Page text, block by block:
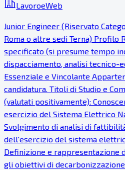
LavoroeWeb
Junior Engineer (Riservato
Roma o altre sedi Terna)
specificato (si presume tempo
dispacciamento, analisi tecnico-
Essenziale e Vincolante
candidatura. Titoli di Studio e
(valutati positivamente):
esercizio del Sistema Elettrico
Svolgimento di analisi di
dell'esercizio del sistema
Definizione e rappresentazione
gli obiettivi di